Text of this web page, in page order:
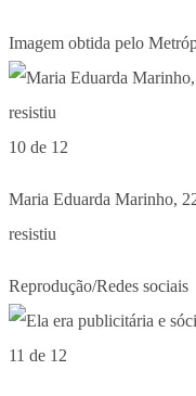
Imagem obtida pelo
10 de 12
Maria Eduarda Marinho,
resistiu
Reprodução/Redes sociais
11 de 12